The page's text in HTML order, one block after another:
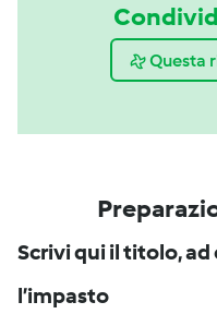
Questa
Scrivi qui il titolo,
l’impasto